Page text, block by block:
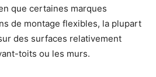
que certaines marques
de montage flexibles, la plupart
des surfaces relativement
toits ou les murs.